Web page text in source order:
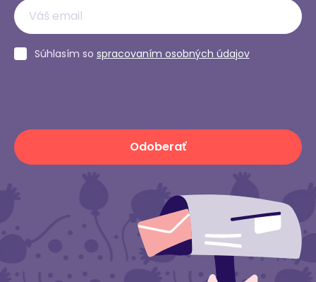
Súhlasím so spracovaním osobných údajov
Odoberať